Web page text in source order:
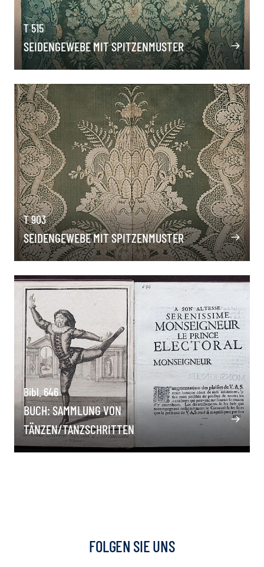
T 515
SEIDENGEWEBE MIT SPITZENMUSTER
T 903
SEIDENGEWEBE MIT SPITZENMUSTER
Bibl. 646
BUCH: SAMMLUNG VON
TÄNZEN/TANZSCHRITTEN
FOLGEN SIE UNS